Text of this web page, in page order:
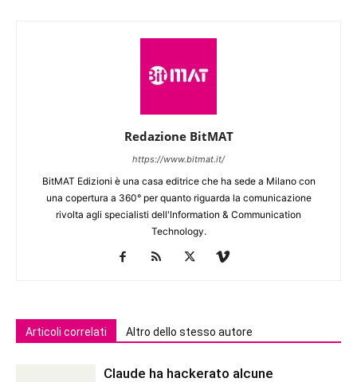
Redazione BitMAT
https://www.bitmat.it/
BitMAT Edizioni è una casa editrice che ha sede a Milano con
una copertura a 360° per quanto riguarda la comunicazione
rivolta agli specialisti dell'lnformation & Communication
Technology.
Articoli correlati Altro dello stesso autore
Claude ha hackerato alcune